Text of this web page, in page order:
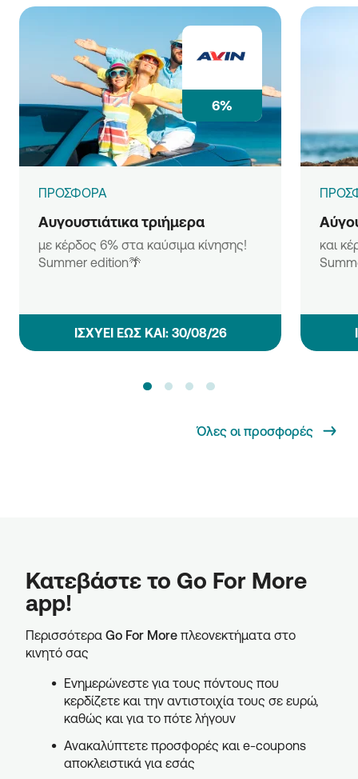
6%
ΠΡΟΣΦΟΡΑ
Αυγουστιάτικα τριήμερα
με κέρδος 6% στα καύσιμα κίνησης!
Summer edition🌴
ΙΣΧΥΕΙ ΕΩΣ ΚΑΙ: 30/08/26
και
Όλες οι προσφορές
Κατεβάστε το Go For More
app!
Περισσότερα Go For More πλεονεκτήματα στο
κινητό σας
Ενημερώνεστε για τους πόντους που
κερδίζετε και την αντιστοιχία τους σε ευρώ,
καθώς και για το πότε λήγουν
Ανακαλύπτετε προσφορές και e-coupons
αποκλειστικά για εσάς